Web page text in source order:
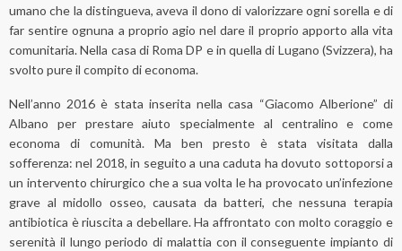
umano che la distingueva, aveva il dono di valorizzare ogni sorella e di
far sentire ognuna a proprio agio nel dare il proprio apporto alla vita
comunitaria. Nella casa di Roma DP e in quella di Lugano (Svizzera), ha
svolto pure il compito di economa.
Nell’anno 2016 è stata inserita nella casa “Giacomo Alberione” di
Albano per prestare aiuto specialmente al centralino e come
economa di comunità. Ma ben presto è stata visitata dalla
sofferenza: nel 2018, in seguito a una caduta ha dovuto sottoporsi a
un intervento chirurgico che a sua volta le ha provocato un’infezione
grave al midollo osseo, causata da batteri, che nessuna terapia
antibiotica è riuscita a debellare. Ha affrontato con molto coraggio e
serenità il lungo periodo di malattia con il conseguente impianto di